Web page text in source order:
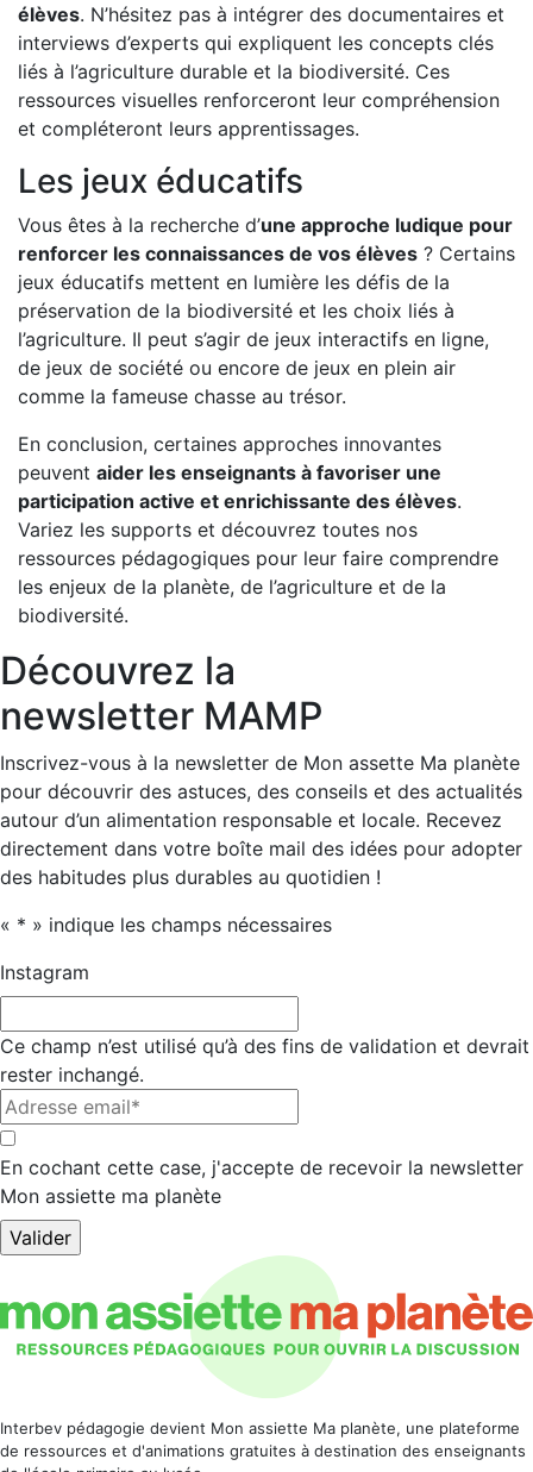
élèves. N’hésitez pas à intégrer des documentaires et
interviews d’experts qui expliquent les concepts clés
liés à l’agriculture durable et la biodiversité. Ces
ressources visuelles renforceront leur compréhension
et compléteront leurs apprentissages.
Les jeux éducatifs
Vous êtes à la recherche d’une approche ludique pour
renforcer les connaissances de vos élèves ? Certains
jeux éducatifs mettent en lumière les défis de la
préservation de la biodiversité et les choix liés à
l’agriculture. Il peut s’agir de jeux interactifs en ligne,
de jeux de société ou encore de jeux en plein air
comme la fameuse chasse au trésor.
En conclusion, certaines approches innovantes
peuvent aider les enseignants à favoriser une
participation active et enrichissante des élèves.
Variez les supports et découvrez toutes nos
ressources pédagogiques pour leur faire comprendre
les enjeux de la planète, de l’agriculture et de la
biodiversité.
Découvrez la
newsletter MAMP
Inscrivez-vous à la newsletter de Mon assette Ma planète
pour découvrir des astuces, des conseils et des actualités
autour d’un alimentation responsable et locale. Recevez
directement dans votre boîte mail des idées pour adopter
des habitudes plus durables au quotidien !
« * » indique les champs nécessaires
Instagram
Ce champ n’est utilisé qu’à des fins de validation et devrait
rester inchangé.
Adresse
email**
*
En cochant cette case, j'accepte de recevoir la newsletter
Mon assiette ma planète
Interbev pédagogie devient Mon assiette Ma planète, une plateforme
de ressources et d'animations gratuites à destination des enseignants